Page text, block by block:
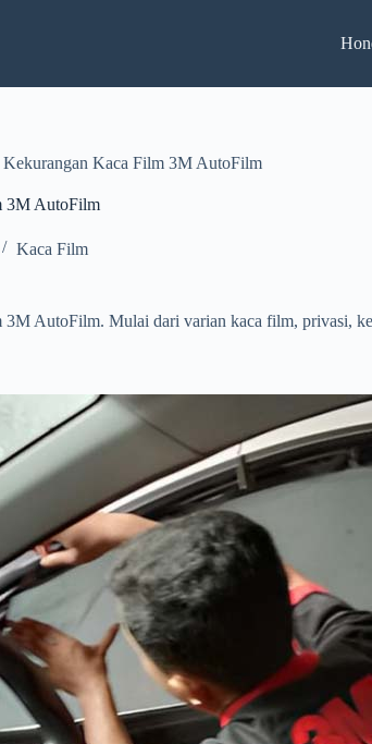
Kekurangan Kaca Film 3M AutoFilm
3M AutoFilm
Kaca Film
AutoFilm. Mulai dari varian kaca film, privasi,